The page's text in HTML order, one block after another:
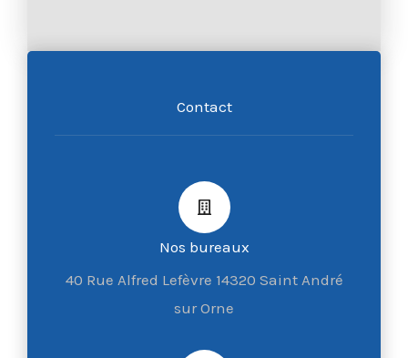
Contact
Nos bureaux
40 Rue Alfred Lefèvre 14320 Saint André
sur Orne